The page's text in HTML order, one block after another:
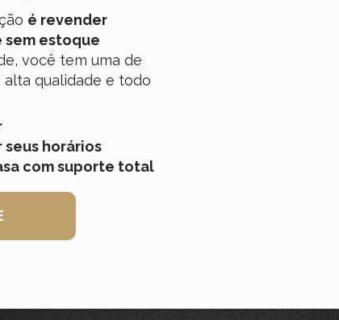
é revender
sem estoque
você tem uma de
qualidade e todo
horários
com suporte total